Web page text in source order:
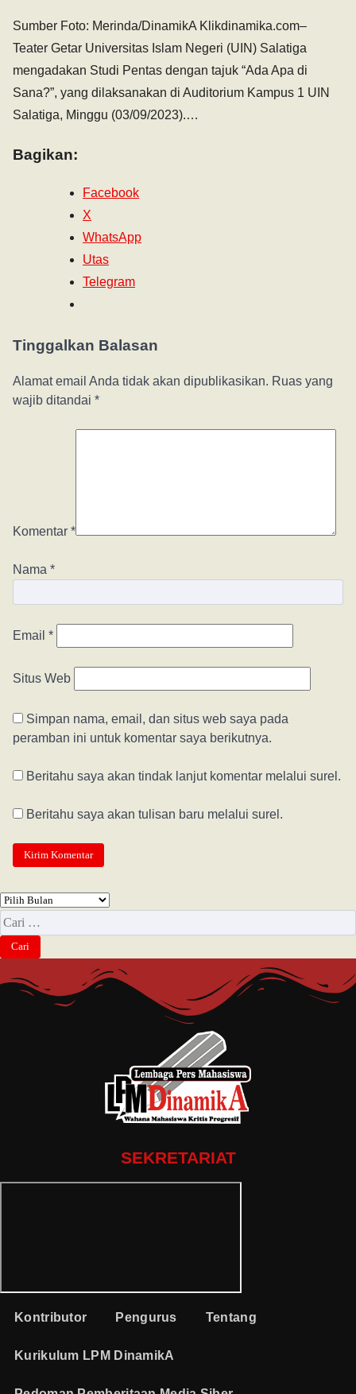
Sumber Foto: Merinda/DinamikA Klikdinamika.com–
Teater Getar Universitas Islam Negeri (UIN) Salatiga
mengadakan Studi Pentas dengan tajuk “Ada Apa di
Sana?”, yang dilaksanakan di Auditorium Kampus 1 UIN
Salatiga, Minggu (03/09/2023).…
Bagikan:
Facebook
X
WhatsApp
Utas
Telegram
Tinggalkan Balasan
Alamat email Anda tidak akan dipublikasikan. Ruas yang
wajib ditandai *
Komentar *
Nama *
Email *
Situs Web
Simpan nama, email, dan situs web saya pada
peramban ini untuk komentar saya berikutnya.
Beritahu saya akan tindak lanjut komentar melalui surel.
Beritahu saya akan tulisan baru melalui surel.
SEKRETARIAT
Kontributor Pengurus Tentang
Kurikulum LPM DinamikA